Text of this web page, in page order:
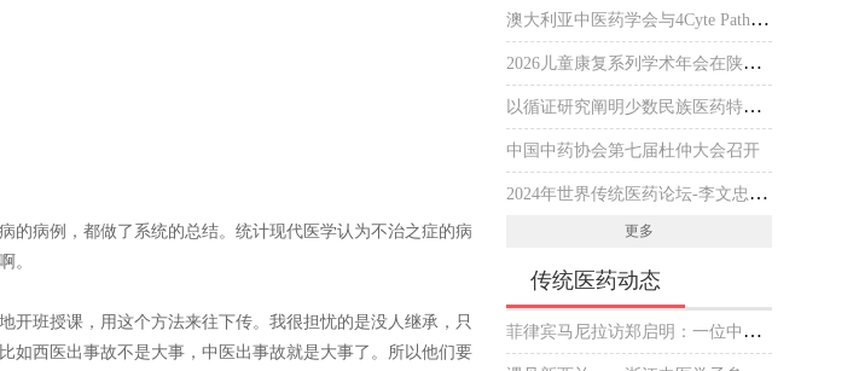
的病例，都做了系统的总结。统计现代医学认为不治之症的病
。
班授课，用这个方法来往下传。我很担忧的是没人继承，只
如西医出事故不是大事，中医出事故就是大事了。所以他们要
澳大利亚中医药学会与4Cyte Pathology在悉尼签署合作备忘录推动中医临床与现代病理检测协作 开启澳大利亚中医专业发展新篇章
2026儿童康复系列学术年会在陕西西安举行
以循证研究阐明少数民族医药特色优势
中国中药协会第七届杜仲大会召开
2024年世界传统医药论坛-李文忠海外中医传播杰出贡献奖 获奖人员公示
更多
传统医药动态
菲律宾马尼拉访郑启明：一位中医师的“下南洋”新传